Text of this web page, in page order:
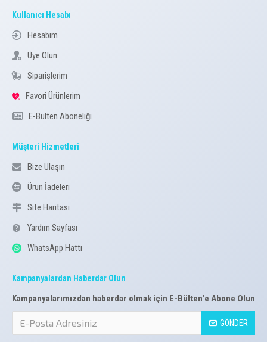
Kullanıcı Hesabı
Hesabım
Üye Olun
Siparişlerim
Favori Ürünlerim
E-Bülten Aboneliği
Müşteri Hizmetleri
Bize Ulaşın
Ürün İadeleri
Site Haritası
Yardım Sayfası
WhatsApp Hattı
Kampanyalardan Haberdar Olun
Kampanyalarımızdan haberdar olmak için E-Bülten'e Abone Olun
GÖNDER